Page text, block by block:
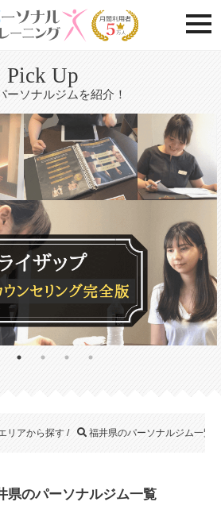
Pick Up
ーソナルジムを紹介！
リアから探す / 福井県のパーソナルジム一覧
県のパーソナルジム一覧